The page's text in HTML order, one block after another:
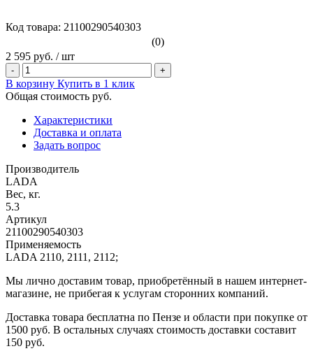
Код товара: 21100290540303
(0)
2 595 руб. / шт
- +
В корзину Купить в 1 клик
Общая стоимость руб.
Характеристики
Доставка и оплата
Задать вопрос
Производитель
LADA
Вес, кг.
5.3
Артикул
21100290540303
Применяемость
LADA 2110, 2111, 2112;
Мы лично доставим товар, приобретённый в нашем интернет-
магазине, не прибегая к услугам сторонних компаний.
Доставка товара бесплатна по Пензе и области при покупке от
1500 руб. В остальных случаях стоимость доставки составит
150 руб.